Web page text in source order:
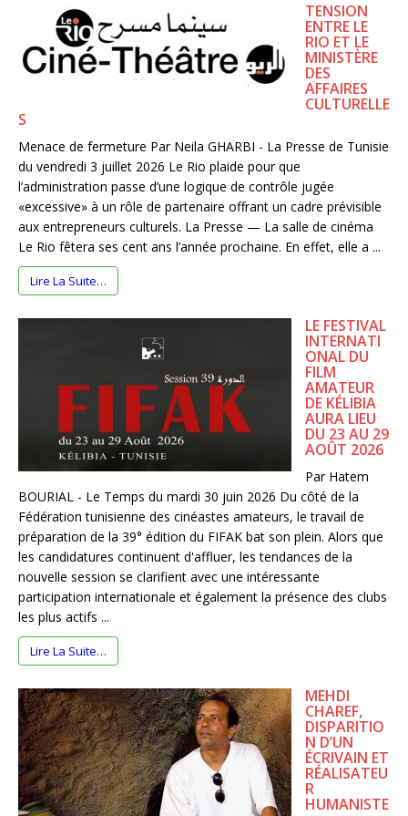
TENSION
ENTRE LE
RIO ET LE
MINISTÈRE
DES
AFFAIRES
CULTURELLE
S
Menace de fermeture Par Neila GHARBI - La Presse de Tunisie
du vendredi 3 juillet 2026 Le Rio plaide pour que
l’administration passe d’une logique de contrôle jugée
«excessive» à un rôle de partenaire offrant un cadre prévisible
aux entrepreneurs culturels. La Presse — La salle de cinéma
Le Rio fêtera ses cent ans l’année prochaine. En effet, elle a ...
Lire La Suite…
LE FESTIVAL
INTERNATI
ONAL DU
FILM
AMATEUR
DE KÉLIBIA
AURA LIEU
DU 23 AU 29
AOÛT 2026
Par Hatem
BOURIAL - Le Temps du mardi 30 juin 2026 Du côté de la
Fédération tunisienne des cinéastes amateurs, le travail de
préparation de la 39° édition du FIFAK bat son plein. Alors que
les candidatures continuent d'affluer, les tendances de la
nouvelle session se clarifient avec une intéressante
participation internationale et également la présence des clubs
les plus actifs ...
Lire La Suite…
MEHDI
CHAREF,
DISPARITIO
N D’UN
ÉCRIVAIN ET
RÉALISATEU
R
HUMANISTE